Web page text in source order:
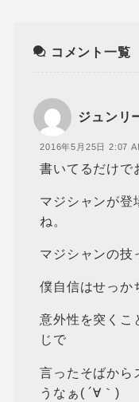
コメント一覧
ジュンリ
2016年5月25日 2:07
書いてるだけで
マジシャンが登
ね。
マジシャンの技
僕自信はせっか
意外性を突くこ
じで
言ったそばから
うなぁ( ´∀｀)